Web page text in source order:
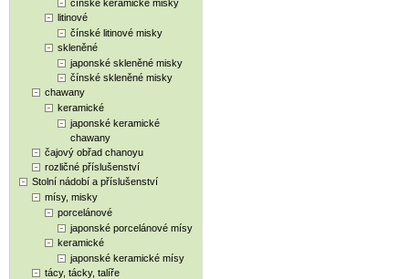
čínské keramické misky
litinové
čínské litinové misky
skleněné
japonské skleněné misky
čínské skleněné misky
chawany
keramické
japonské keramické
chawany
čajový obřad chanoyu
rozličné příslušenství
Stolní nádobí a příslušenství
mísy, misky
porcelánové
japonské porcelánové mísy
keramické
japonské keramické mísy
tácy, tácky, talíře